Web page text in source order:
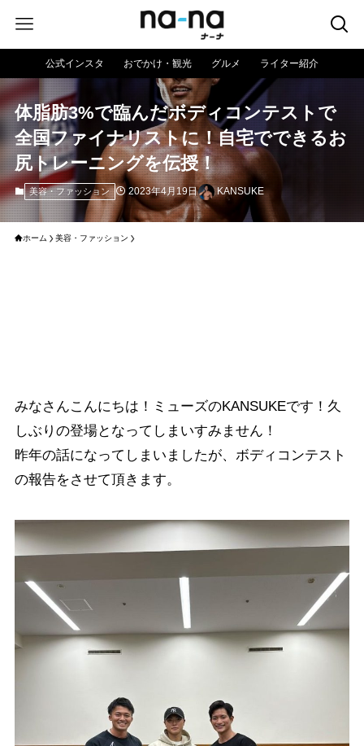
公式インスタ おでかけ・観光 グルメ ライター紹介
体脂肪3%で臨んだボディコンテストで
全国ファイナリストに！自宅でできるお
尻トレーニングを伝授！
美容・ファッション 2023年4月19日 KANSUKE
ホーム 美容・ファッション
みなさんこんにちは！ミューズのKANSUKEです！久
しぶりの登場となってしまいすみません！
昨年の話になってしまいましたが、ボディコンテスト
の報告をさせて頂きます。